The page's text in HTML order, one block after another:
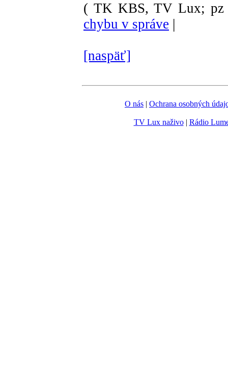
( TK KBS, TV Lux; pz
chybu v správe |
[naspäť]
O nás | Ochrana osobných
TV Lux naživo| Rádio